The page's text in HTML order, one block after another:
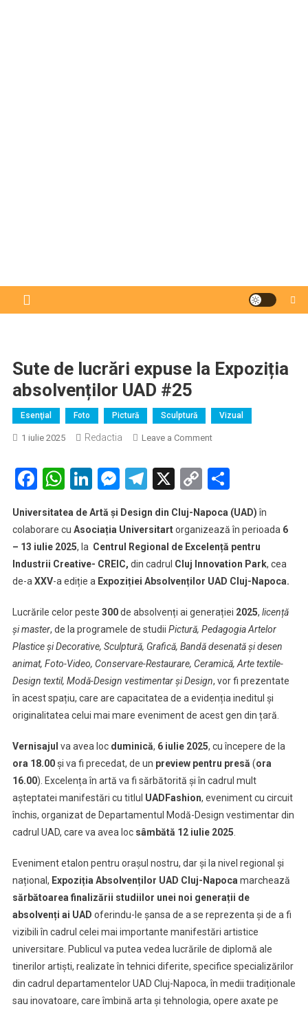
Sute de lucrări expuse la Expoziția
absolvenților UAD #25
Esenţial Foto Pictură Sculptură Vizual
1 iulie 2025 Redactia Leave a Commenton
de
lucrări
la
Expoziția
absolvenților
UAD
#25
Facebook
WhatsApp
LinkedIn
Messenger
Telegram
X Copy
Link
Universitatea de Artă și Design din Cluj-Napoca (UAD)în
colaborare cu Asociația Universitartorganizează în perioada 6
– 13 iulie 2025, la Centrul Regional de Excelență pentru
Industrii Creative- CREIC, din cadrul Cluj Innovation Park, cea
de-aXXV-a ediție a Expoziției Absolvenților UAD Cluj-Napoca.
Lucrările celor peste 300de absolvenți ai generației 2025, licență
și master, de la programele de studii Pictură, Pedagogia Artelor
Plastice și Decorative, Sculptură, Grafică, Bandă desenată și desen
animat, Foto-Video, Conservare-Restaurare, Ceramică, Arte textile-
Design textil, Modă-Design vestimentar și Design, vor fi prezentate
în acest spațiu, care are capacitatea de a evidenția ineditul și
originalitatea celui mai mare eveniment de acest gen din țară.
Vernisajul va avea loc duminică, 6 iulie 2025, cu începere de la
ora 18.00și va fi precedat, de un preview pentru presă (ora
16.00). Excelența în artă va fi sărbătorită și în cadrul mult
așteptatei manifestări cu titlul UADFashion, eveniment cu circuit
închis, organizat de Departamentul Modă-Design vestimentar din
cadrul UAD, care va avea loc sâmbătă 12 iulie 2025.
Eveniment etalon pentru orașul nostru, dar și la nivel regional și
național, Expoziția Absolvenților UAD Cluj-Napocamarchează
sărbătoarea finalizării studiilor unei noi generații de
absolvenți ai UAD oferindu-le șansa de a se reprezenta și de a fi
vizibili în cadrul celei mai importante manifestări artistice
universitare. Publicul va putea vedea lucrările de diplomă ale
tinerilor artiști, realizate în tehnici diferite, specifice specializărilor
din cadrul departamentelor UAD Cluj-Napoca, în medii tradiționale
sau inovatoare, care îmbină arta și tehnologia, opere axate pe